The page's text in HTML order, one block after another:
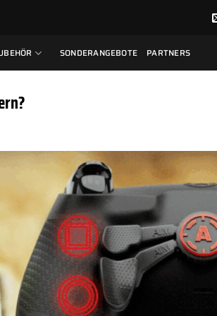
SONDERANGEBOTE PARTNERS